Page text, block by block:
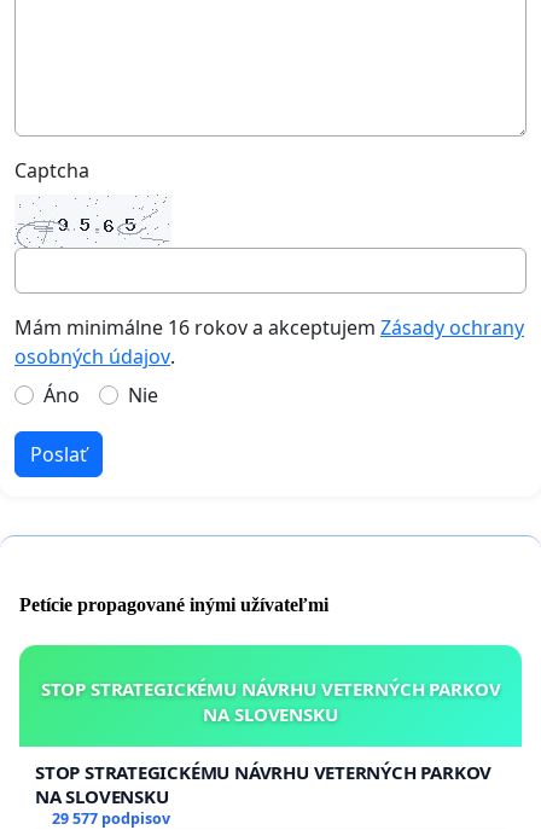
Captcha
Mám minimálne 16 rokov a akceptujem Zásady ochrany
osobných údajov.
Áno
Nie
Poslať
Petície propagované inými užívateľmi
STOP STRATEGICKÉMU NÁVRHU VETERNÝCH PARKOV
NA SLOVENSKU
STOP STRATEGICKÉMU NÁVRHU VETERNÝCH PARKOV
NA SLOVENSKU
29 577 podpisov